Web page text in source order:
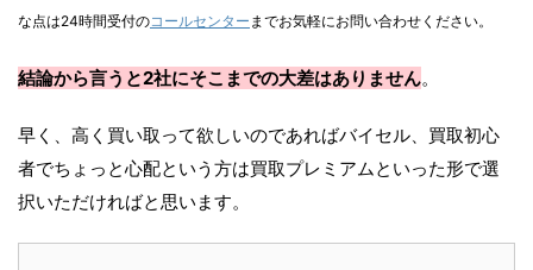
な点は24時間受付のコールセンター までお気軽にお問い合わせください。
結論から言うと2社にそこまでの大差はありません。
早く、高く買い取って欲しいのであればバイセル、買取初心
者でちょっと心配という方は買取プレミアムといった形で選
択いただければと思います。